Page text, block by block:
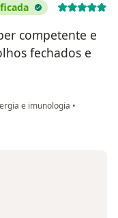
competente e
fechados e
e imunologia •